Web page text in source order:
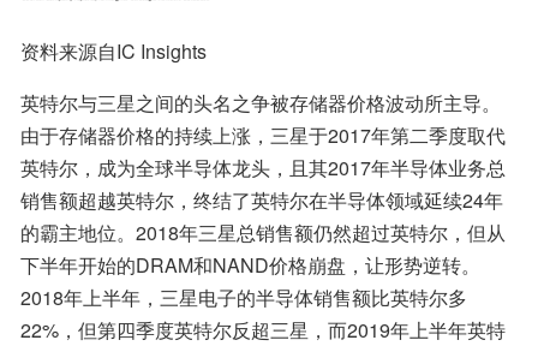
资料来源自IC Insights
英特尔与三星之间的头名之争被存储器价格波动所主导。
由于存储器价格的持续上涨，三星于2017年第二季度取代
英特尔，成为全球半导体龙头，且其2017年半导体业务总
销售额超越英特尔，终结了英特尔在半导体领域延续24年
的霸主地位。2018年三星总销售额仍然超过英特尔，但从
下半年开始的DRAM和NAND价格崩盘，让形势逆转。
2018年上半年，三星电子的半导体销售额比英特尔多
22%，但第四季度英特尔反超三星，而2019年上半年英特